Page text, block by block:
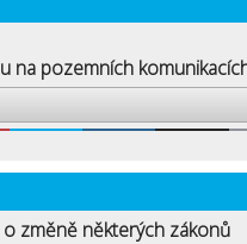
na pozemních
změně některých zákonů